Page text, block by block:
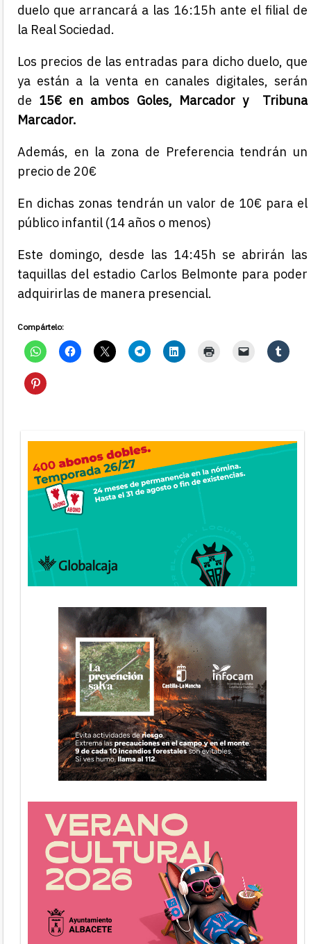
duelo que arrancará a las 16:15h ante el filial de
la Real Sociedad.
Los precios de las entradas para dicho duelo, que
ya están a la venta en canales digitales, serán
de 15€ en ambos Goles, Marcador y
Tribuna
Marcador.
Además, en la zona de Preferencia tendrán un
precio de 20€
En dichas zonas tendrán un valor de 10€ para el
público infantil (14 años o menos)
Este domingo, desde las 14:45h se abrirán las
taquillas del estadio Carlos Belmonte para poder
adquirirlas de manera presencial.
Compártelo: